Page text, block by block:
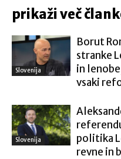
prikaži več
Slovenija
Borut
stranke
in
vsaki
Slovenija
politika
revne in